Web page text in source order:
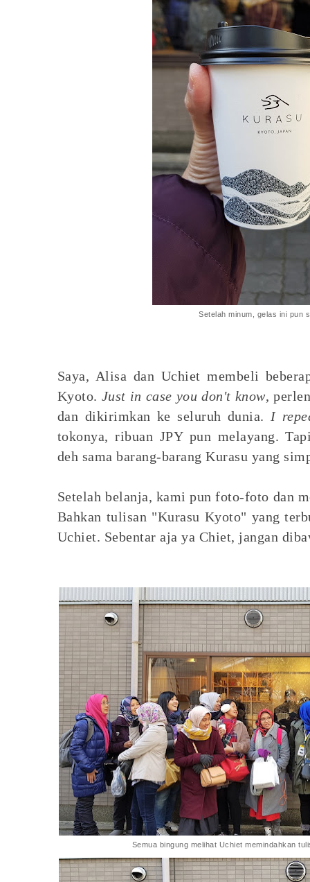
Setelah minum, gelas ini pun
Saya, Alisa dan Uchiet membeli
Kyoto. Just in case you don't know,
dan dikirimkan ke seluruh dunia. I
tokonya, ribuan JPY pun melayang.
deh sama barang-barang Kurasu yang
Setelah belanja, kami pun foto-foto dan
Bahkan tulisan "Kurasu Kyoto" yang
Uchiet. Sebentar aja ya Chiet, jangan
Semua bingung melihat Uchiet memindahkan